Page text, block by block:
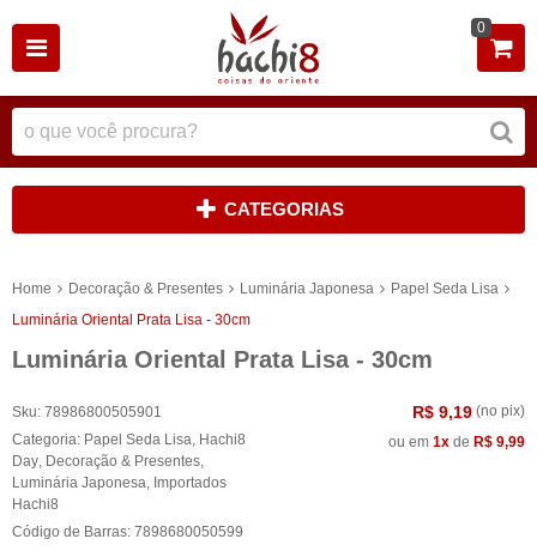
0
CATEGORIAS
Home Decoração & Presentes Luminária Japonesa
Papel Seda Lisa
Luminária Oriental Prata Lisa - 30cm
Luminária Oriental Prata Lisa - 30cm
Sku: 78986800505901
Categoria: Papel Seda Lisa Hachi8
Day Decoração & Presentes
Luminária Japonesa Importados
Hachi8
Código de Barras: 7898680050599
R$ 9,19 (no pix)
ou em 1x de R$ 9,99